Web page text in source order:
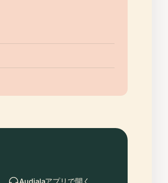
Audialaアプリで開く